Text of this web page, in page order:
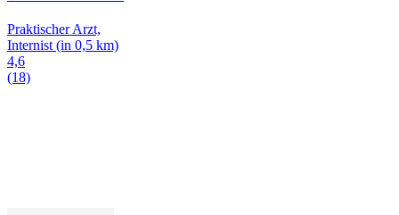
Praktischer Arzt,
Internist (in 0,5 km)
4,6
(18)